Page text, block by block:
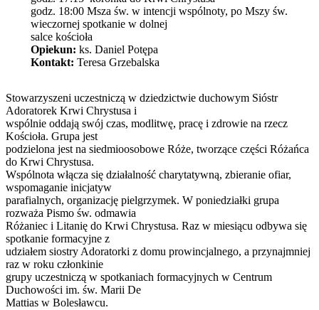
godz. 18:00 Msza św. w intencji wspólnoty, po Mszy św.
wieczornej spotkanie w dolnej
salce kościoła
Opiekun: ks. Daniel Potępa
Kontakt: Teresa Grzebalska
Stowarzyszeni uczestniczą w dziedzictwie duchowym Sióstr
Adoratorek Krwi Chrystusa i
wspólnie oddają swój czas, modlitwę, pracę i zdrowie na rzecz
Kościoła. Grupa jest
podzielona jest na siedmioosobowe Róże, tworzące części Różańca
do Krwi Chrystusa.
Wspólnota włącza się działalność charytatywną, zbieranie ofiar,
wspomaganie inicjatyw
parafialnych, organizację pielgrzymek. W poniedziałki grupa
rozważa Pismo św. odmawia
Różaniec i Litanię do Krwi Chrystusa. Raz w miesiącu odbywa się
spotkanie formacyjne z
udziałem siostry Adoratorki z domu prowincjalnego, a przynajmniej
raz w roku członkinie
grupy uczestniczą w spotkaniach formacyjnych w Centrum
Duchowości im. św. Marii De
Mattias w Bolesławcu.